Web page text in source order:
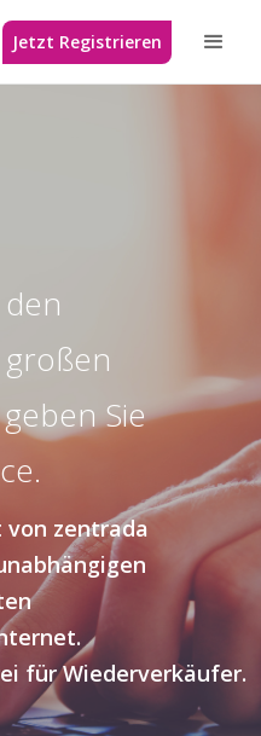
Jetzt Registrieren
Sie
zentrada
für Wiederverkäufer.